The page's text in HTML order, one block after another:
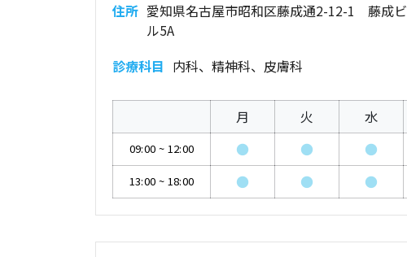
住所 愛知県名古屋市昭和区藤成通2-12-1 藤成ビ
ル5A
診療科目 内科、精神科、皮膚科
月 火 水
09:00 ~ 12:00 ● ● ●
13:00 ~ 18:00 ● ● ●